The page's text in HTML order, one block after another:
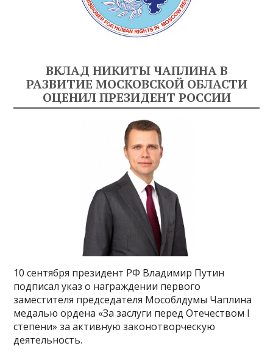
ВКЛАД НИКИТЫ ЧАПЛИНА В
РАЗВИТИЕ МОСКОВСКОЙ ОБЛАСТИ
ОЦЕНИЛ ПРЕЗИДЕНТ РОССИИ
10 сентября президент РФ Владимир Путин
подписал указ о награждении первого
заместителя председателя Мособлдумы Чаплина
медалью ордена «За заслуги перед Отечеством I
степени» за активную законотворческую
деятельность.